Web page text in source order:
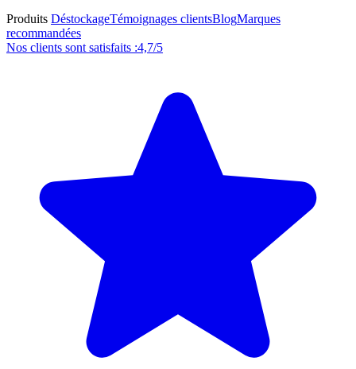
Produits DéstockageTémoignages clientsBlogMarques
recommandées
Nos clients sont satisfaits :4,7/5